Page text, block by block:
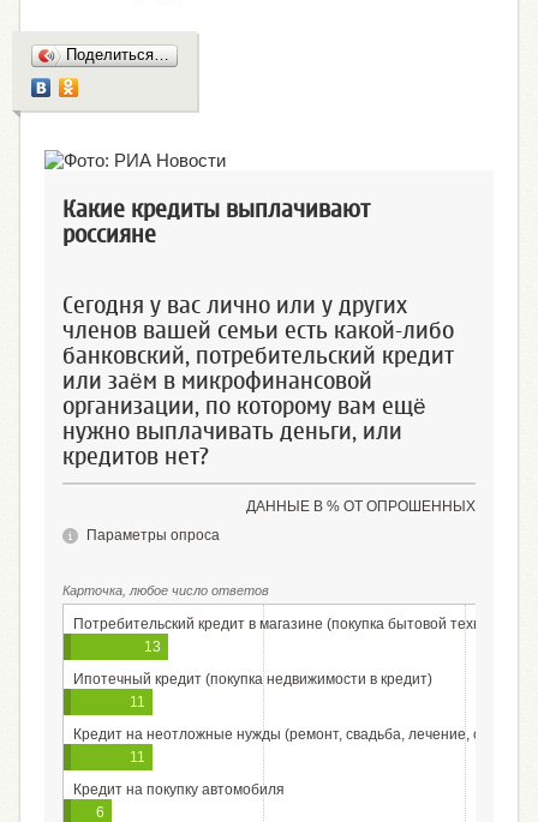
Какие кредиты выплачивают
россияне
Сегодня у вас лично или у других
членов вашей семьи есть какой-либо
банковский, потребительский кредит
или заём в микрофинансовой
организации, по которому вам ещё
нужно выплачивать деньги, или
кредитов нет?
ДАННЫЕ В % ОТ ОПРОШЕННЫХ
Параметры опроса
Карточка, любое число ответов
Потребительский кредит в магазине (покупка бытовой техники и
13
Ипотечный кредит (покупка недвижимости в кредит)
11
Кредит на неотложные нужды (ремонт, свадьба, лечение, срочные
11
Кредит на покупку автомобиля
6
Поделиться…